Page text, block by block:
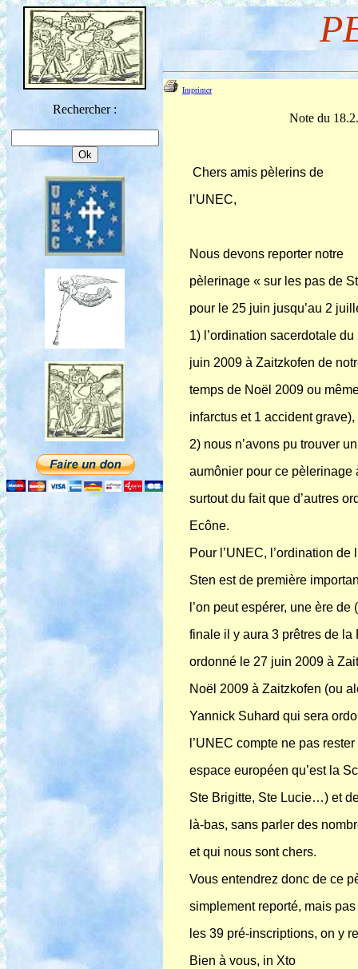
Rechercher :
Imprimer
Note du
Chers amis pèlerins de
l’UNEC,
Nous devons reporter notre
pèlerinage « sur les pas de
pour le 25 juin jusqu’au 2
1) l’ordination sacerdotale du
juin 2009 à Zaitzkofen de
temps de Noël 2009 ou
infarctus et 1 accident grave),
2) nous n’avons pu trouver un
aumônier pour ce pèlerinage
surtout du fait que d’autres
Ecône.
Pour l’UNEC, l’ordination de
Sten est de première
l’on peut espérer, une ère
finale il y aura 3 prêtres de la
ordonné le 27 juin 2009 à
Noël 2009 à Zaitzkofen (ou
Yannick Suhard qui sera
l’UNEC compte ne pas
espace européen qu’est la
Ste Brigitte, Ste Lucie…) et
là-bas, sans parler des
et qui nous sont chers.
Vous entendrez donc de ce
simplement reporté, mais
les 39 pré-inscriptions, on y
Bien à vous, in Xto